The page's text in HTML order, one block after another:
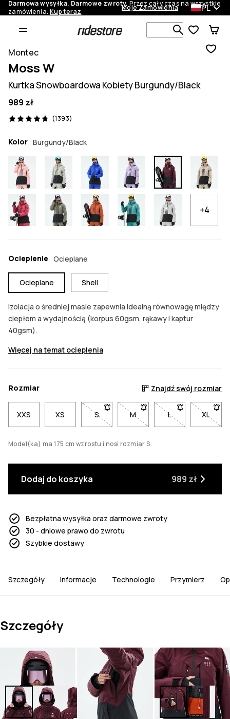
Darmowa wysyłka. Darmowe zwroty. Przez cały czas na wszystkie
zamówienia. Kup teraz Moje Zamówienia PL
Szukaj w 1
Montec
Moss W
Kurtka Snowboardowa Kobiety Burgundy/Black
989 zł
(1393)
1393 recenzje, 4.7/5
Kolor Burgundy/Black
+4
Ocieplenie Ocieplane
Ocieplane Shell
Izolacja o średniej masie zapewnia idealną równowagę między
ciepłem a wydajnością (korpus 60gsm, rękawy i kaptur
40gsm).
Więcej na temat ocieplenia
Rozmiar Znajdź swój rozmiar
XXS XS S- Rozmiar S niedostępny. Kliknij, aby
M- Rozmiar M niedostępny.
L- Rozmiar L
XL
-
Model(ka) ma 175 cm wzrostu i nosi rozmiar S.
Dodaj do koszyka 989 zł
Bezpłatna wysyłka oraz darmowe zwroty
30 - dniowe prawo do zwrotu
Szybkie dostawy
Szczegóły Informacje Technologie Przymierz
Szczegóły